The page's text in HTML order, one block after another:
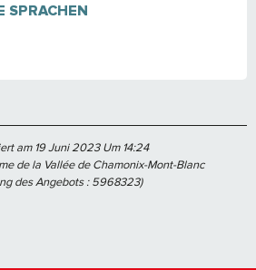
SPRACHEN
SPRACHEN
am 19 Juni 2023 Um 14:24
de la Vallée de Chamonix-Mont-Blanc
des Angebots :5968323)